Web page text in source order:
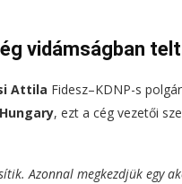
vidámságban telt
Attila Fidesz–KDNP-s
, ezt a cég vezetői
Azonnal megkezdjük